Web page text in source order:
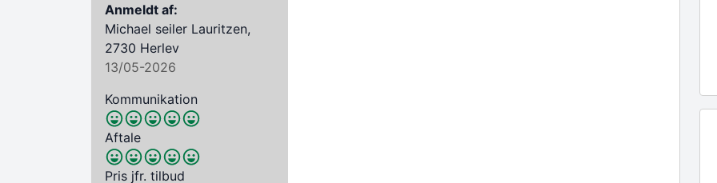
Anmeldt af:
Michael seiler Lauritzen,
2730 Herlev
13/05-2026
Kommunikation
Aftale
Pris jfr. tilbud